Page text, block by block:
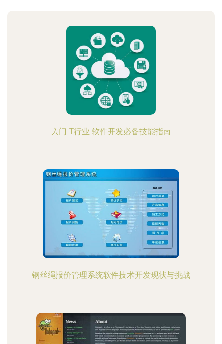
入门IT行业 软件开发必备技能指南
钢丝绳报价管理系统软件技术开发现状与挑战